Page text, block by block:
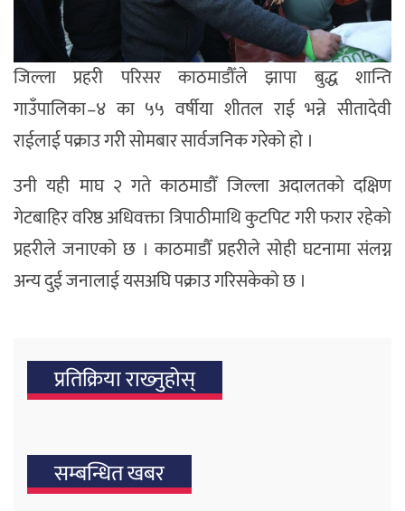
जिल्ला प्रहरी परिसर काठमाडौँले झापा बुद्ध शान्ति
गाउँपालिका–४ का ५५ वर्षीया शीतल राई भन्ने सीतादेवी
राईलाई पक्राउ गरी सोमबार सार्वजनिक गरेको हो ।
उनी यही माघ २ गते काठमाडौँ जिल्ला अदालतको दक्षिण
गेटबाहिर वरिष्ठ अधिवक्ता त्रिपाठीमाथि कुटपिट गरी फरार रहेको
प्रहरीले जनाएको छ । काठमाडौँ प्रहरीले सोही घटनामा संलग्न
अन्य दुई जनालाई यसअघि पक्राउ गरिसकेको छ ।
प्रतिक्रिया राख्‍नुहोस्
सम्बन्धित खबर